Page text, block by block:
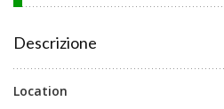
Descrizione
Location